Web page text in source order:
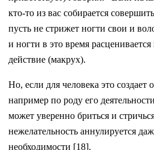
кто-то из вас собирается
пусть не стрижет ногти свои и
и ногти в это время
действие (макрух).
Но, если для человека это создает
например по роду его
может уверенно бриться и
нежелательность аннулируется
необходимости [18].